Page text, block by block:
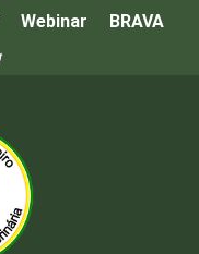
Webinar BRAVA